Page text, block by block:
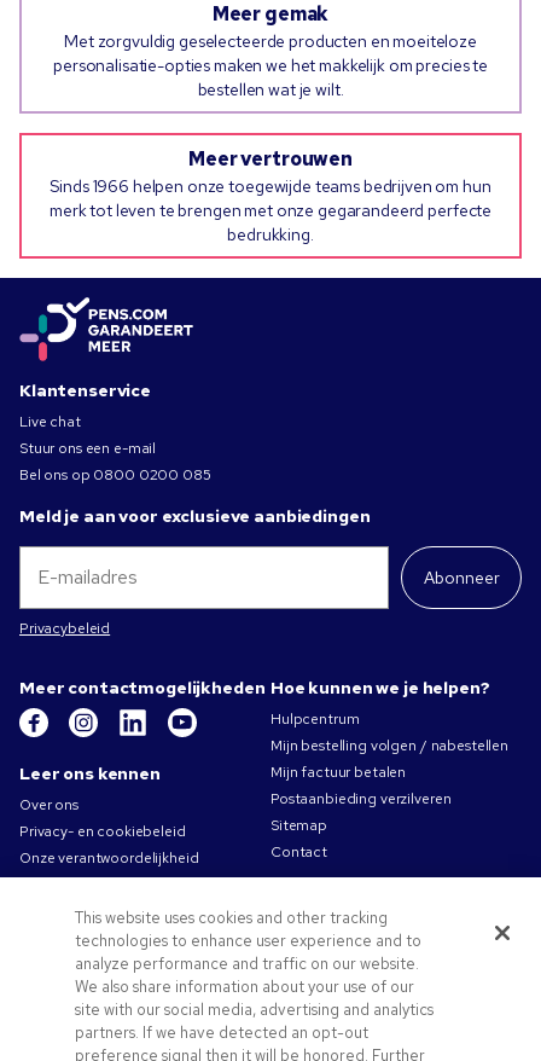
Meer gemak
Met zorgvuldig geselecteerde producten en moeiteloze
personalisatie-opties maken we het makkelijk om precies te
bestellen wat je wilt.
Meer vertrouwen
Sinds 1966 helpen onze toegewijde teams bedrijven om hun
merk tot leven te brengen met onze gegarandeerd perfecte
bedrukking.
Klantenservice
Live chat
Stuur ons een e-mail
Bel ons op 0800 0200 085
Meld je aan voor exclusieve aanbiedingen
Abonneer
Privacybeleid
Meer contactmogelijkheden
Leer ons kennen
Over ons
Privacy- en cookiebeleid
Onze verantwoordelijkheid
Algemene verkoopsvoorwaarden
Carrières bij Pens.com
Aanbiedingen &
hulpmiddelen
Relatiegeschenken
Hoe kunnen we je helpen?
Hulpcentrum
Mijn bestelling volgen / nabestellen
Mijn factuur betalen
Postaanbieding verzilveren
Sitemap
Contact
This website uses cookies and other tracking
technologies to enhance user experience and to
analyze performance and traffic on our website.
We also share information about your use of our
site with our social media, advertising and analytics
partners. If we have detected an opt-out
preference signal then it will be honored. Further